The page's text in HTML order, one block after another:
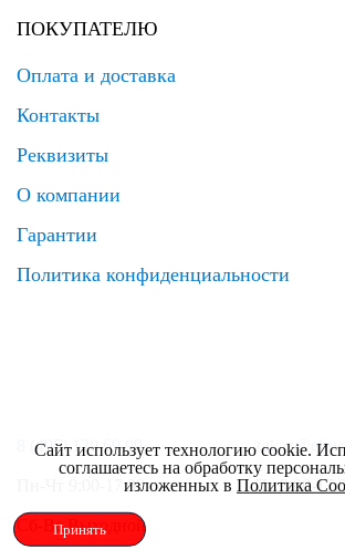
ПОКУПАТЕЛЮ
Оплата и доставка
Контакты
Реквизиты
О компании
Гарантии
Политика конфиденциальности
8 (495) 120 69 99
Пн-Чт 9:00-17:30 Пт 9:00-
Сб-Вс Выходной
Сайт использует технологию cookie.
соглашаетесь на обработку
изложенных в Политика
Принять